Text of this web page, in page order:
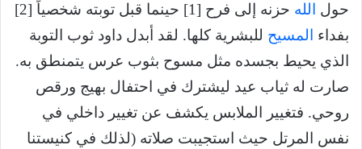
حول الله
حزنه إلى فرح [1] حينما قبل توبته شخصياً [2]
بفداء
المسيح للبشرية كلها. لقد أبدل داود ثوب التوبة
الذي يحيط بجسده مثل مسوح بثوب عرس يتمنطق به.
صارت له ثياب عيد ليشترك في احتفال بهيج ورقص
روحي. فتغيير الملابس يكشف عن تغيير داخلي في
نفس المرتل حيث استجيبت صلاته (لذلك في كنيستنا